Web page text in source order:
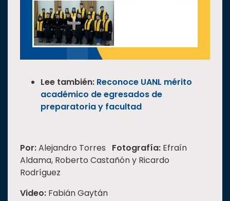
Lee también: Reconoce UANL mérito
académico de egresados de
preparatoria y facultad
Por:Alejandro Torres Fotografía: Efraín
Aldama, Roberto Castañón y Ricardo
Rodríguez
Video: Fabián Gaytán